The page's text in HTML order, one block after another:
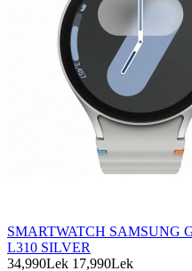
SMARTWATCH SAMSUNG
L310 SILVER
34,990Lek 17,990Lek